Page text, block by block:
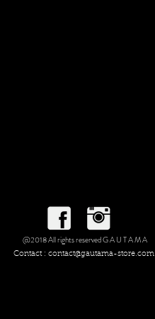
@2018 All rights reserved G A U T A M A
Contact : contact@gautama-store.com